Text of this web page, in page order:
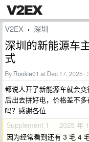
V2EX › 深圳
深圳的新能源车
式
By Rookie01 at Dec 17, 2025 ·
都说人开了新能源车就会
后出去拼好电，价格差不
吗？感谢各位
Supplement 1 · 2025 年
因为经常看到还有 3 毛 4